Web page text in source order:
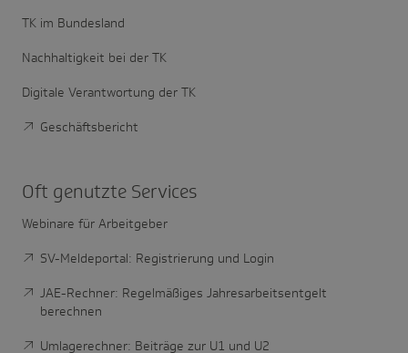
TK im Bundesland
Nachhaltigkeit bei der TK
Digitale Verantwortung der TK
Geschäftsbericht
Oft genutzte Services
Webinare für Arbeitgeber
SV-Meldeportal: Registrierung und Login
JAE-Rechner: Regelmäßiges Jahresarbeitsentgelt
berechnen
Umlagerechner: Beiträge zur U1 und U2